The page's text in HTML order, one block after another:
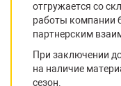
отгружается со
работы компании
партнерским
При заключении
на наличие
сезон.